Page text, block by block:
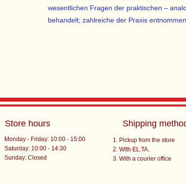
wesentlichen Fragen der praktischen –
behandelt; zahlreiche der Praxis
Store hours
Monday - Friday: 10:00 - 15:00
Saturday: 10:00 - 14:30
​Sunday: Closed
Shipping
Pickup from the store
With EL.TA.
With a courier office